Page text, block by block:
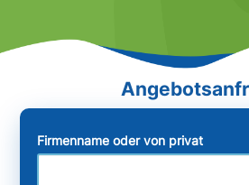
Firmenname oder von privat